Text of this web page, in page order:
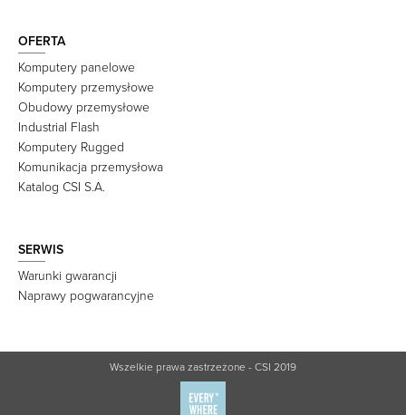
OFERTA
Komputery panelowe
Komputery przemysłowe
Obudowy przemysłowe
Industrial Flash
Komputery Rugged
Komunikacja przemysłowa
Katalog CSI S.A.
SERWIS
Warunki gwarancji
Naprawy pogwarancyjne
Wszelkie prawa zastrzeżone - CSI 2019